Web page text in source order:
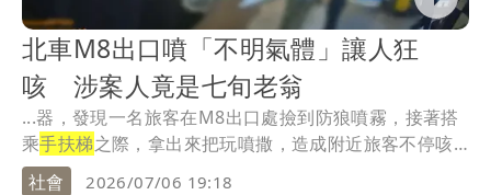
北車M8出口噴「不明氣體」讓人狂
咳 涉案人竟是七旬老翁
...器，發現一名旅客在M8出口處撿到防狼噴霧，接著搭
乘手扶梯之際，拿出來把玩噴撒，造成附近旅客不停咳
嗽。...
社會 2026/07/06 19:18